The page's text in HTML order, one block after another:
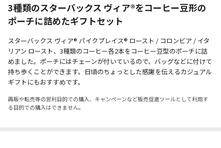
3種類のスターバックス ヴィア®をコーヒー豆形の
ポーチに詰めたギフトセット
スターバックス ヴィア® パイクプレイス® ロースト / コロンビア / イタ
リアン ロースト、3種類のコーヒー各2本をコーヒー豆型のポーチに詰
めました。ポーチにはチェーンが付いているので、バッグなどに付けて
持ち歩くことができます。日頃のちょっとした感謝を伝えるカジュアル
ギフトにもおすすめです。
再販や転売等の営利目的での購入、キャンペーンなど販売促進ツールとして利用す
る目的での購入はできません。